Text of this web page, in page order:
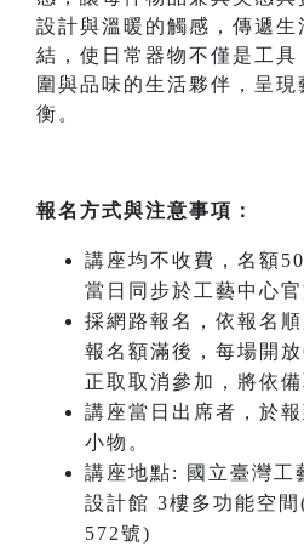
設計與溫暖的觸感，傳遞生
結，使日常器物不僅是工
圍與品味的生活夥伴，呈
衡。
報名方式與注意事項：
講座均不收費，名額
當日同步於工藝中心
採網路報名，依報名
報名額滿後，每場開
正取取消參加，將依備
講座當日出席者，於
小物。
講座地點: 國立臺灣工
設計館 3樓多功能空
572號)